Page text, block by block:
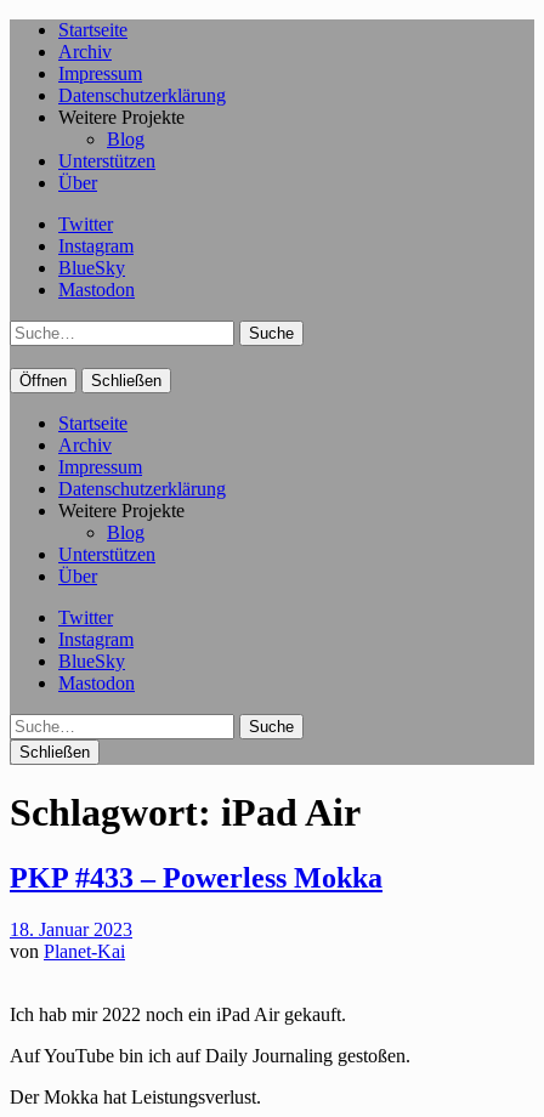
Startseite
Archiv
Impressum
Datenschutzerklärung
Weitere Projekte
Blog
Unterstützen
Über
Twitter
Instagram
BlueSky
Mastodon
Suche
Öffnen Schließen
Startseite
Archiv
Impressum
Datenschutzerklärung
Weitere Projekte
Blog
Unterstützen
Über
Twitter
Instagram
BlueSky
Mastodon
Suche
Schließen
Schlagwort: iPad Air
PKP #433 – Powerless Mokka
18. Januar 2023
von Planet-Kai
Ich hab mir 2022 noch ein iPad Air gekauft.
Auf YouTube bin ich auf Daily Journaling gestoßen.
Der Mokka hat Leistungsverlust.